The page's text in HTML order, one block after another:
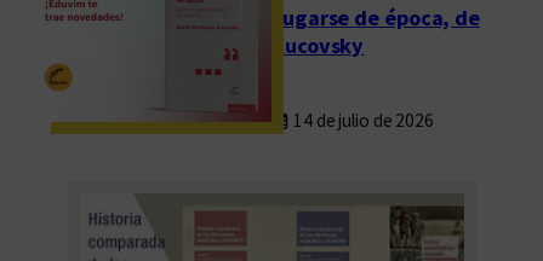
Fugarse de época, de
Rucovsky
14 de julio de 2026